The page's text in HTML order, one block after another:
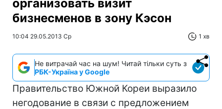
организовать визит
бизнесменов в зону Кэсон
10:04 29.05.2013 Ср 1 хв
Не витрачай час на шум! Читай тільки суть з
РБК-Україна у Google
Правительство Южной Кореи выразило
негодование в связи с предложением